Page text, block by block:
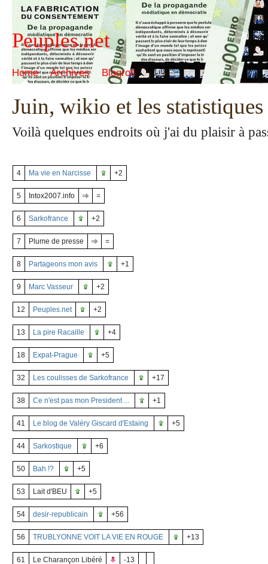
Peuples.net
Home Archives Blogroll
Juin, wikio et les statistiques
Voilà quelques endroits où j'ai du plaisir à
4 Ma vie en Narcisse +2
5 Intox2007.info =
6 Sarkofrance +2
7 Plume de presse =
8 Partageons mon avis +1
9 Marc Vasseur +2
12 Peuples.net +2
13 La pire Racaille +4
18 Expat-Prague +5
32 Les coulisses de Sarkofrance +17
38 Ce n'est pas mon President ... +1
41 Le blog de Valéry Giscard d'Estaing +5
44 Sarkostique +6
50 Bah !? +5
53 Lait d'BEU +5
54 desir-republicain +56
56 TRUBLYONNE VOIT LA VIE EN ROUGE +13
61 Le Charançon Libéré -13